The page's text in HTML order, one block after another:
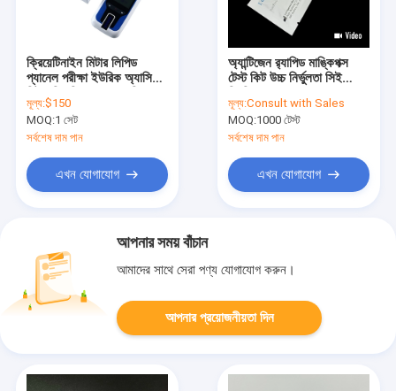
ক্রিয়েটিনাইন মিটার লিপিড
প্যানেল পরীক্ষা ইউরিক অ্যাসিড
মূল্য:$150
MOQ:1 সেট
সর্বশেষ দাম পান
এখন যোগাযোগ
অ্যান্টিজেন র‌্যাপিড মাঙ্কিপক্স
টেস্ট কিট উচ্চ নির্ভুলতা সিই
মূল্য:Consult with Sales
MOQ:1000 টেস্ট
সর্বশেষ দাম পান
এখন যোগাযোগ
আপনার সময় বাঁচান
আমাদের সাথে সেরা পণ্য যোগাযোগ করুন।
আপনার প্রয়োজনীয়তা দিন